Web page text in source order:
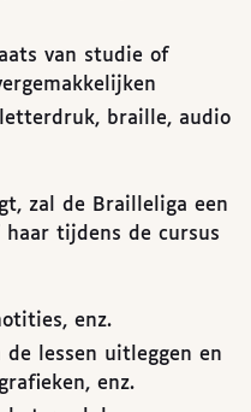
van studie of
braille, audio
zal de Brailleliga een
tijdens de cursus
enz.
de lessen uitleggen en
enz.